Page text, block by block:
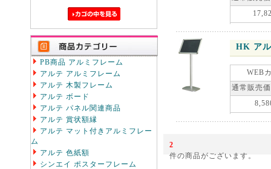
PB商品 アルミフレーム
アルテ アルミフレーム
アルテ 木製フレーム
アルテ ボード
アルテ パネル関連商品
アルテ 賞状額縁
アルテ マット付きアルミフレー
ム
アルテ 色紙額
シンエイ ポスターフレーム
HK ア
WEB
通常販売
2
件の商品がございます。